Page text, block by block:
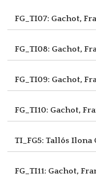
FG_TI07: Gachot,
FG_TI08: Gachot,
FG_TI09: Gachot,
FG_TI10: Gachot,
TI_FG5: Tallós Ilona
FG_TI11: Gachot,